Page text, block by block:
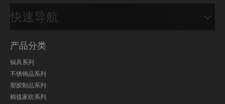
快速导航
产品分类
锅具系列
不锈钢品系列
塑胶制品系列
棉毯家纺系列